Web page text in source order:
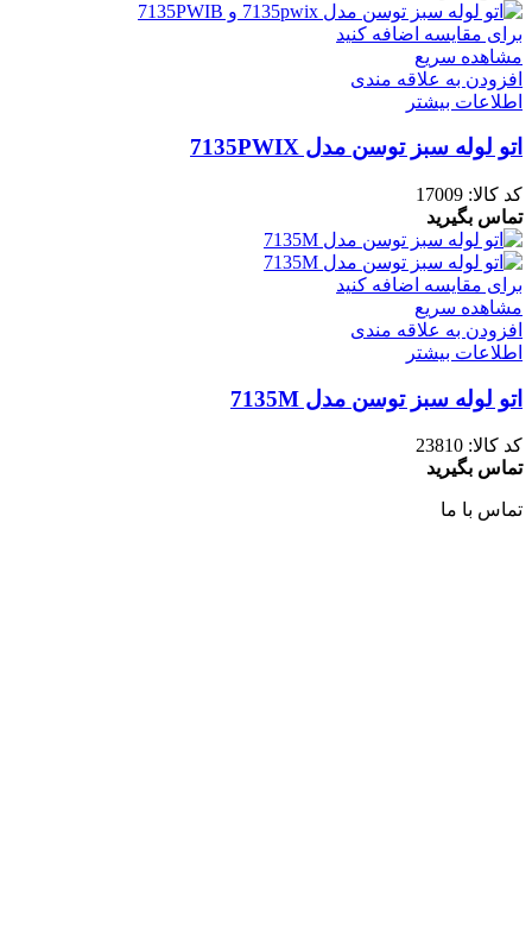
برای مقایسه اضافه کنید
مشاهده سریع
افزودن به علاقه مندی
اطلاعات بیشتر
اتو لوله سبز توسن مدل 7135PWIX
کد کالا: 17009
تماس بگیرید
برای مقایسه اضافه کنید
مشاهده سریع
افزودن به علاقه مندی
اطلاعات بیشتر
اتو لوله سبز توسن مدل 7135M
کد کالا: 23810
تماس بگیرید
تماس با ما